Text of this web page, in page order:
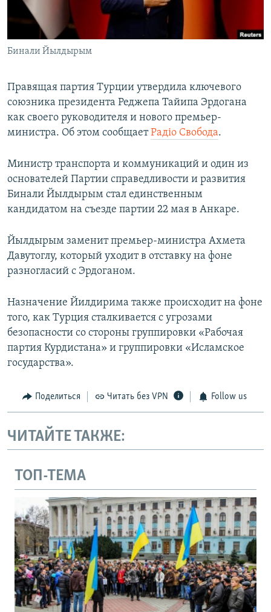
ПОБЕДИТЕЛЕЙ НЕ СУДЯТ?
КРЫМ.НЕПОКОРЕННЫЙ
ELIFBE
ПРИСОЕДИНЯЙТЕСЬ!
Все сайты RFE/RL
Бинали Йылдырым
Правящая партия Турции утвердила ключевого
союзника президента Реджепа Тайипа Эрдогана
как своего руководителя и нового премьер-
министра. Об этом сообщаетРадіо Свобода.
Министр транспорта и коммуникаций и один из
основателей Партии справедливости и развития
Бинали Йылдырым стал единственным
кандидатом на съезде партии 22 мая в Анкаре.
Йылдырым заменит премьер-министра Ахмета
Давутоглу, который уходит в отставку на фоне
разногласий с Эрдоганом.
Назначение Йилдирима также происходит на фоне
того, как Турция сталкивается с угрозами
безопасности со стороны группировки «Рабочая
партия Курдистана» и группировки «Исламское
государства».
Поделиться Читать без VPN Follow us
ЧИТАЙТЕ ТАКЖЕ:
ТОП-ТЕМА